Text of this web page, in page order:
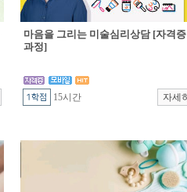
마음을 그리는 미술심리상담 [자격증
과정]
15시간